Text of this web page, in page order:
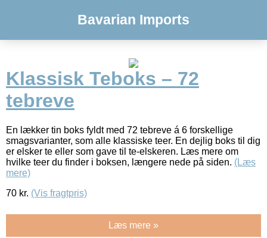
Bavarian Imports
Klassisk Teboks – 72
tebreve
En lækker tin boks fyldt med 72 tebreve á 6 forskellige
smagsvarianter, som alle klassiske teer. En dejlig boks til dig
er elsker te eller som gave til te-elskeren. Læs mere om
hvilke teer du finder i boksen, længere nede på siden. (Læs
mere)
70 kr. (Vis fragtpris)
Læs mere »